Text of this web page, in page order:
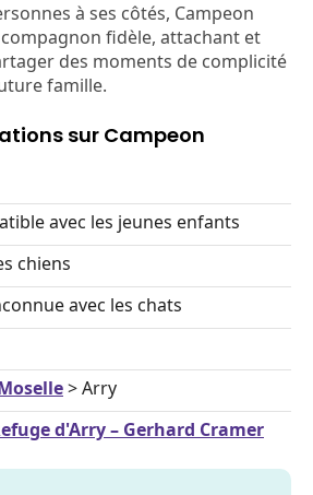
à ses côtés, Campeon
fidèle, attachant et
des moments de complicité
famille.
sur Campeon
avec les jeunes enfants
chiens
avec les chats
> Arry
d'Arry – Gerhard Cramer